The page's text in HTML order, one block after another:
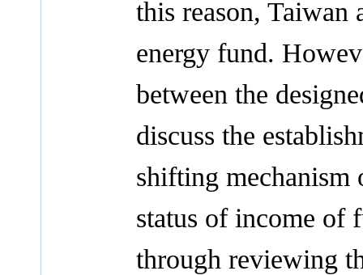
this reason, Taiwan
energy fund.
between the
discuss the
shifting mechanism
status of income of
through reviewing